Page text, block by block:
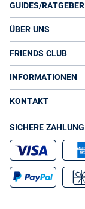
GUIDES/RATGEBER
ÜBER UNS
FRIENDS CLUB
INFORMATIONEN
KONTAKT
SICHERE ZAHLUNG